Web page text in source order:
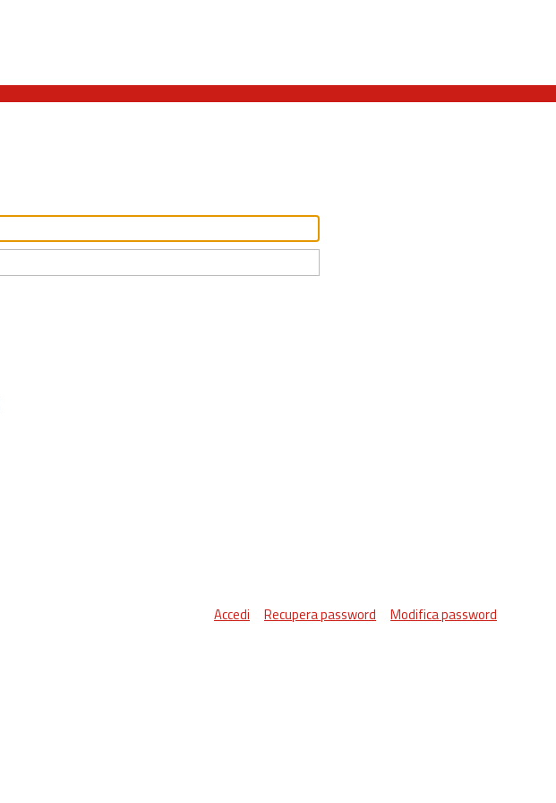
Accedi Recupera password Modifica password